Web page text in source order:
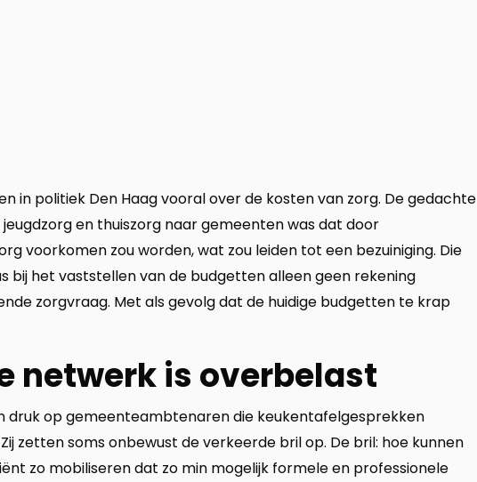
in politiek Den Haag vooral over de kosten van zorg. De gedachte
en thuiszorg naar gemeenten was dat door
voorkomen zou worden, wat zou leiden tot een bezuiniging. Die
bij het vaststellen van de budgetten alleen geen rekening
zorgvraag. Met als gevolg dat de huidige budgetten te krap
netwerk is overbelast
druk op gemeenteambtenaren die keukentafelgesprekken
zetten soms onbewust de verkeerde bril op. De bril: hoe kunnen
zo mobiliseren dat zo min mogelijk formele en professionele